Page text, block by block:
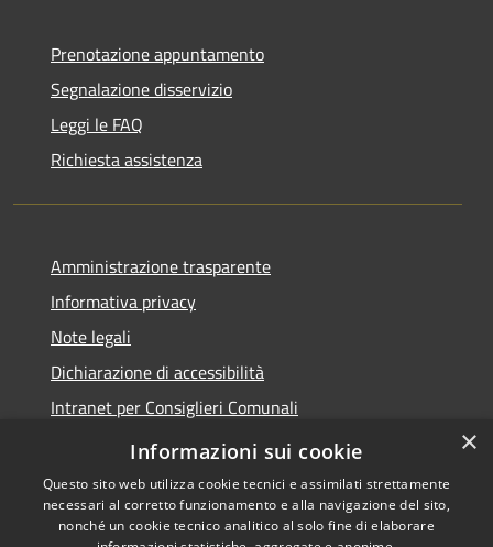
Prenotazione appuntamento
Segnalazione disservizio
Leggi le FAQ
Richiesta assistenza
Amministrazione trasparente
Informativa privacy
Note legali
Dichiarazione di accessibilità
Intranet per Consiglieri Comunali
Codice Univoco Fatturazione Elettronica
×
Informazioni sui cookie
Questo sito web utilizza cookie tecnici e assimilati strettamente
necessari al corretto funzionamento e alla navigazione del sito,
nonché un cookie tecnico analitico al solo fine di elaborare